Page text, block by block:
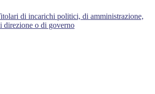
di incarichi politici, di amministrazione,
direzione o di governo